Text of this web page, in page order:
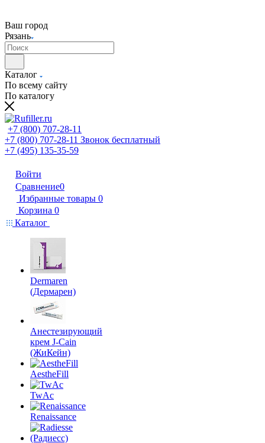
Ваш город
Рязань
Каталог
По всему сайту
По каталогу
+7 (800) 707-28-11
+7 (800) 707-28-11 Звонок бесплатный
+7 (495) 135-35-59
Войти
Сравнение0
Избранные товары 0
Корзина 0
Каталог
Dermaren
(Дермарен)
Анестезирующий
крем J-Cain
(ЖиКейн)
AestheFill
TwAc
Renaissance